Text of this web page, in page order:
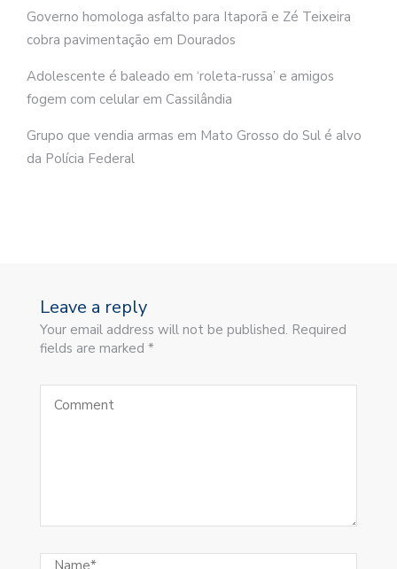
Governo homologa asfalto para Itaporã e Zé Teixeira
cobra pavimentação em Dourados
Adolescente é baleado em ‘roleta-russa’ e amigos
fogem com celular em Cassilândia
Grupo que vendia armas em Mato Grosso do Sul é alvo
da Polícia Federal
Leave a reply
Your email address will not be published. Required
fields are marked *